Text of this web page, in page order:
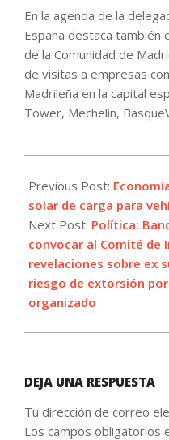
En la agenda de la
España destaca también
de la Comunidad de
de visitas a empresas
Madrileña en la capital
Tower, Mechelin,
05-
27
Previous Post:
solar de carga para
Next Post: Política:
convocar al Comité de
revelaciones sobre ex
riesgo de extorsión
organizado
DEJA UNA RESPUESTA
Tu dirección de correo
Los campos obligatorios